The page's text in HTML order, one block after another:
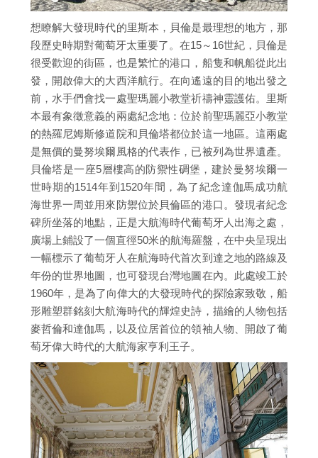
想瞭解大發現時代的里斯本，貝倫是最理想的地方，那
段歷史時期對葡萄牙太重要了。在15～16世紀，貝倫是
很受歡迎的街區，也是繁忙的港口，船隻和帆船從此出
發，開啟偉大的大西洋航行。在向遙遠的目的地出發之
前，水手們會找一處聖瑪麗小教堂祈禱神靈護佑。里斯
本最有象徵意義的兩處紀念地：位於前聖瑪麗亞小教堂
的熱羅尼姆斯修道院和貝倫塔都位於這一地區。這兩處
是無價的曼努埃爾風格的代表作，已被列為世界遺產。
貝倫塔是一座5層樓高的防禦性碉堡，建於曼努埃爾一
世時期的1514年到1520年間，為了紀念達伽馬成功航
海世界一周並用來防禦位於貝倫區的港口。發現者紀念
碑所坐落的地點，正是大航海時代葡萄牙人出海之處，
廣場上鋪設了一個直徑50米的航海羅盤，在中央呈現出
一幅標示了葡萄牙人在航海時代首次到達之地的路線及
年份的世界地圖，也可發現台灣地圖在內。此處竣工於
1960年，是為了向偉大的大發現時代的探險家致敬，船
形雕塑群銘刻大航海時代的輝煌史詩，描繪的人物包括
麥哲倫和達伽馬，以及位居首位的領袖人物、開啟了葡
萄牙偉大時代的大航海家亨利王子。